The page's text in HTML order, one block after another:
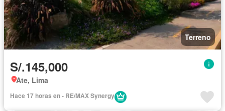
Terreno
S/.145,000
Ate, Lima
Hace 17 horas en - RE/MAX Synergy